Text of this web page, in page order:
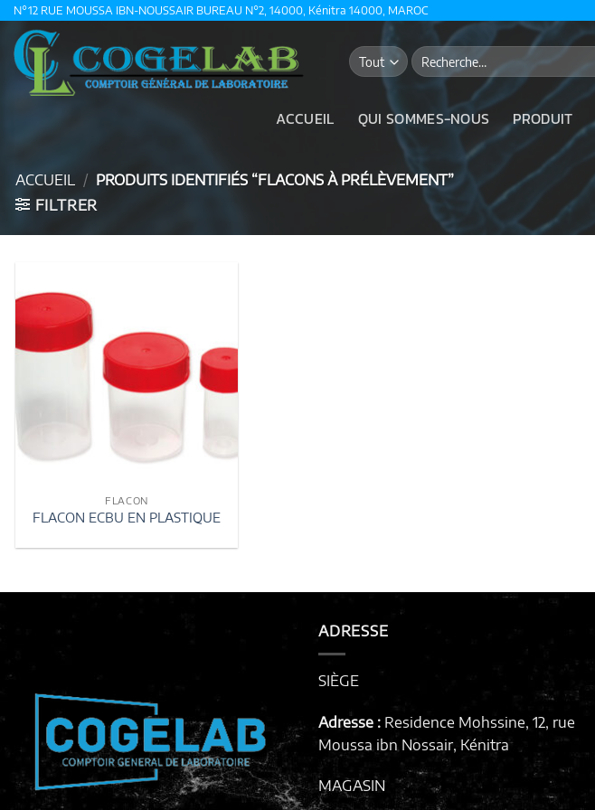
Passer
contenu
N°12 RUE MOUSSA IBN-NOUSSAIR BUREAU N°2, 14000, Kénitra 14000, MAROC
Recherche
pour :
ACCUEIL QUI SOMMES-NOUS PRODUIT
ACCUEIL / PRODUITS IDENTIFIÉS “FLACONS À PRÉLÈVEMENT”
FILTRER
FLACON
FLACON ECBU EN PLASTIQUE
ADRESSE
SIÈGE
Adresse : Residence Mohssine, 12, rue
Moussa ibn Nossair, Kénitra
MAGASIN